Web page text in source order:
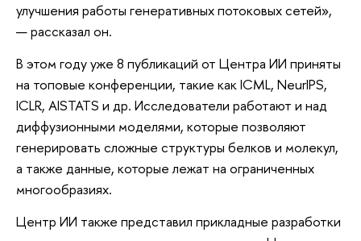
улучшения работы генеративных потоковых сетей»,
— рассказал он.
В этом году уже 8 публикаций от Центра ИИ приняты
на топовые конференции, такие как ICML, NeurIPS,
ICLR, AISTATS и др. Исследователи работают и над
диффузионными моделями, которые позволяют
генерировать сложные структуры белков и молекул,
а также данные, которые лежат на ограниченных
многообразиях.
Центр ИИ также представил прикладные разработки